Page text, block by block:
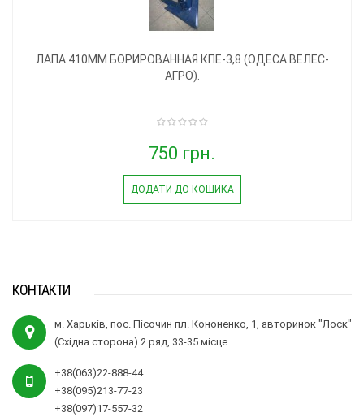
ЛАПА 410ММ БОРИРОВАННАЯ КПЕ-3,8 (ОДЕСА ВЕЛЕС-
АГРО).
750 грн.
ДОДАТИ ДО КОШИКА
КОНТАКТИ
м. Харьків, пос. Пісочин пл. Кононенко, 1, авторинок "Лоск"
(Східна сторона) 2 ряд, 33-35 місце.
+38(063)22-888-44
+38(095)213-77-23
+38(097)17-557-32